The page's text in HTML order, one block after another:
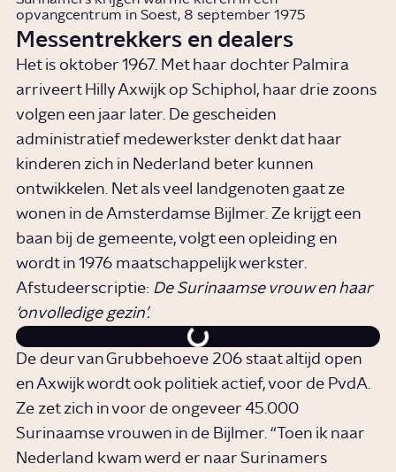
opvangcentrum in Soest, 8 september 1975
Messentrekkers en dealers
Het is oktober 1967. Met haar dochter Palmira
arriveert Hilly Axwijk op Schiphol, haar drie zoons
volgen een jaar later. De gescheiden
administratief medewerkster denkt dat haar
kinderen zich in Nederland beter kunnen
ontwikkelen. Net als veel landgenoten gaat ze
wonen in de Amsterdamse Bijlmer. Ze krijgt een
baan bij de gemeente, volgt een opleiding en
wordt in 1976 maatschappelijk werkster.
Afstudeerscriptie: De Surinaamse vrouw en haar
‘onvolledige gezin’.
De deur van Grubbehoeve 206 staat altijd open
en Axwijk wordt ook politiek actief, voor de PvdA.
Ze zet zich in voor de ongeveer 45.000
Surinaamse vrouwen in de Bijlmer. “Toen ik naar
Nederland kwam werd er naar Surinamers